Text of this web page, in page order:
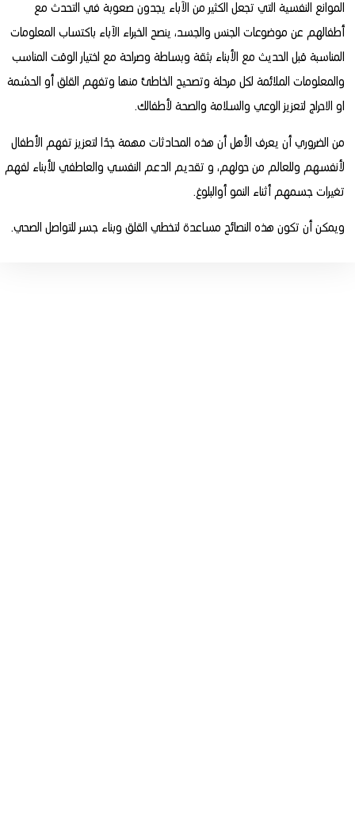
الموانع النفسية التي تجعل الكثير من الآباء يجدون صعوبة في التحدث مع
أطفالهم عن موضوعات الجنس والجسد، ينصح الخبراء الآباء باكتساب المعلومات
المناسبة قبل الحديث مع الأبناء بثقة وبساطة وصراحة مع اختيار الوقت المناسب
والمعلومات الملائمة لكل مرحلة وتصحيح الخاطئ منها وتفهم القلق أو الحشمة
او الاحراج لتعزيز الوعي والسلامة والصحة لأطفالك.
من الضروري أن يعرف الأهل أن هذه المحادثات مهمة جدًا لتعزيز تفهم الأطفال
لأنفسهم وللعالم من حولهم، و تقديم الدعم النفسي والعاطفي للأبناء لفهم
تغيرات جسمهم أثناء النمو أوالبلوغ.
ويمكن أن تكون هذه النصائح مساعدة لتخطي القلق وبناء جسر للتواصل الصحي.